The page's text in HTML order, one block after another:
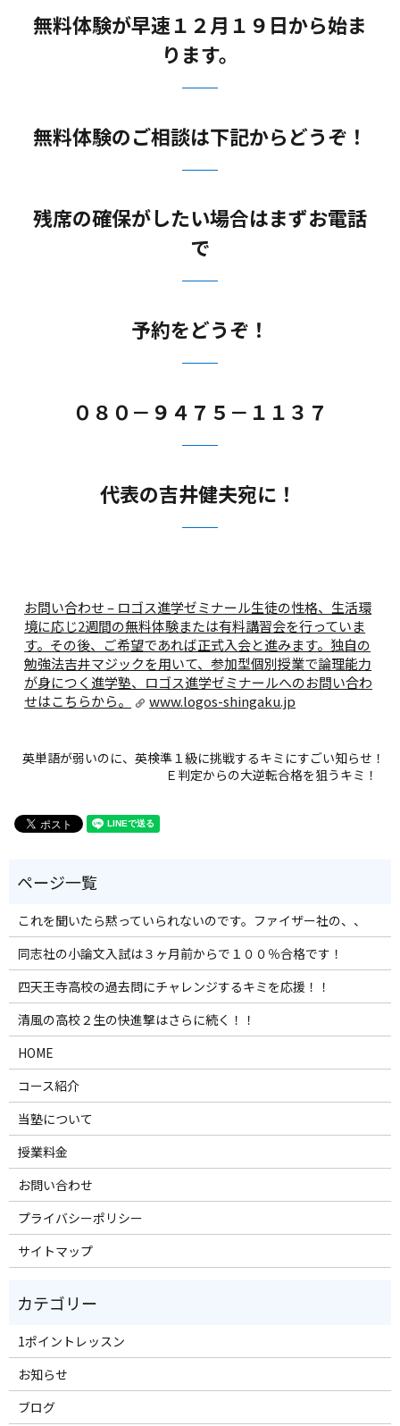
無料体験が早速１２月１９日から始ま
ります。
無料体験のご相談は下記からどうぞ！
残席の確保がしたい場合はまずお電話
で
予約をどうぞ！
０８０－９４７５－１１３７
代表の吉井健夫宛に！
お問い合わせ – ロゴス進学ゼミナール生徒の性格、生活環
境に応じ2週間の無料体験または有料講習会を行っていま
す。その後、ご希望であれば正式入会と進みます。独自の
勉強法吉井マジックを用いて、参加型個別授業で論理能力
が身につく進学塾、ロゴス進学ゼミナールへのお問い合わ
せはこちらから。
www.logos-shingaku.jp
英単語が弱いのに、英検準１級に挑戦するキミにすごい知らせ！
Ｅ判定からの大逆転合格を狙うキミ！
これを聞いたら黙っていられないのです。ファイザー社の、、
同志社の小論文入試は３ヶ月前からで１００％合格です！
四天王寺高校の過去問にチャレンジするキミを応援！！
清風の高校２生の快進撃はさらに続く！！
HOME
コース紹介
当塾について
授業料金
お問い合わせ
プライバシーポリシー
サイトマップ
1ポイントレッスン
お知らせ
ブログ